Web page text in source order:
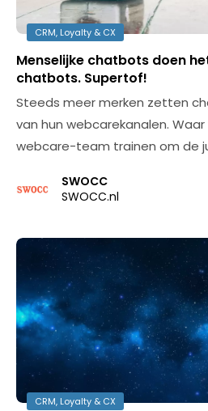
CRM, Loyalty & CX
Menselijke chatbots doen
chatbots. Supertof!
Steeds meer merken zetten
van hun webcarekanalen.
webcare-team trainen om de
SWOCC
SWOCC.nl
CRM, Loyalty & CX